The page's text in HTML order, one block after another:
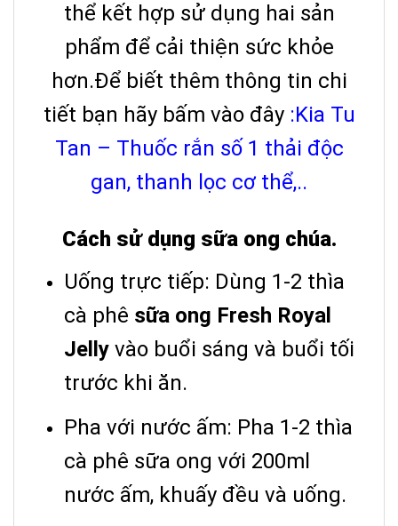
thể kết hợp sử dụng hai sản
phẩm để cải thiện sức khỏe
hơn.Để biết thêm thông tin chi
tiết bạn hãy bấm vào đây :Kia Tu
Tan – Thuốc rắn số 1 thải độc
gan, thanh lọc cơ thể,..
Cách sử dụng sữa ong chúa.
Uống trực tiếp: Dùng 1-2 thìa
cà phê sữa ong Fresh Royal
Jelly vào buổi sáng và buổi tối
trước khi ăn.
Pha với nước ấm: Pha 1-2 thìa
cà phê sữa ong với 200ml
nước ấm, khuấy đều và uống.